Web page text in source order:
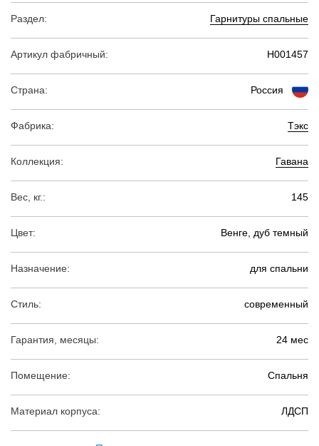
Раздел: Гарнитуры спальные
Артикул фабричный: Н001457
Страна: Россия
Фабрика: Тэкс
Коллекция: Гавана
Вес, кг.: 145
Цвет: Венге, дуб темный
Назначение: для спальни
Стиль: современный
Гарантия, месяцы: 24 мес
Помещение: Спальня
Материал корпуса: ЛДСП